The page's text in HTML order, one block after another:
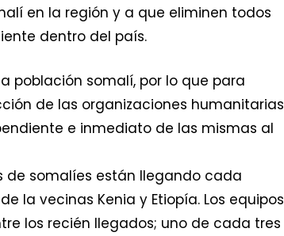
en la región y a que eliminen todos
dentro del país.
población somalí, por lo que para
de las organizaciones humanitarias
e inmediato de las mismas al
de somalíes están llegando cada
la vecinas Kenia y Etiopía. Los equipos
los recién llegados; uno de cada tres